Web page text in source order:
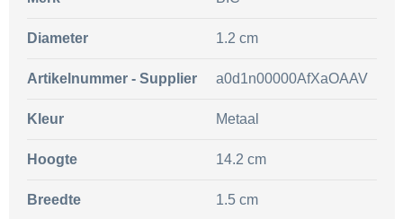
Diameter 1.2 cm
Artikelnummer - Supplier a0d1n00000AfXaOAAV
Kleur Metaal
Hoogte 14.2 cm
Breedte 1.5 cm